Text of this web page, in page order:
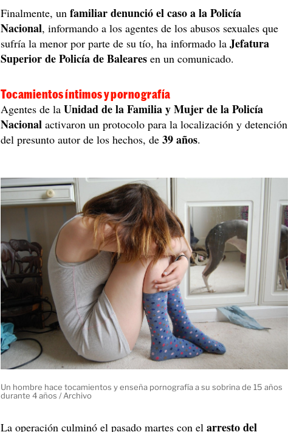
Finalmente, unfamiliar denunció el caso a la Policía
Nacional, informando a los agentes de los abusos sexuales que
sufría la menor por parte de su tío, ha informado laJefatura
Superior de Policía de Balearesen un comunicado.
Tocamientos íntimos y pornografía
Agentes de laUnidad de la Familia y Mujer de la Policía
Nacionalactivaron un protocolo para la localización y detención
del presunto autor de los hechos, de39 años.
Un hombre hace tocamientos y enseña pornografía a su sobrina de 15 años
durante 4 años / Archivo
La operación culminó el pasado martes con elarresto del